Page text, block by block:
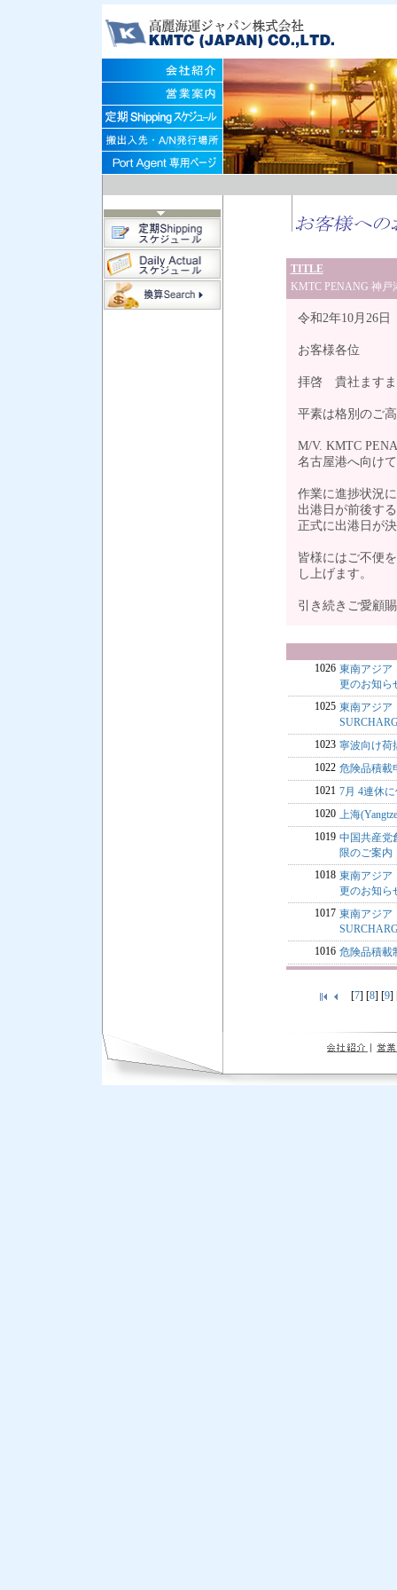
TITLE
KMTC PENANG 神
令和2年10月26日
お客様各位
拝啓 貴社ますま
平素は格別のご
M/V. KMTC
名古屋港へ向け
作業に進捗状況
出港日が前後す
正式に出港日が
皆様にはご不便
し上げます。
引き続きご愛
1026 東南アジア
更のお知ら
1025 東南アジア
1023 寧波向け荷
1022 危険品積載
1021 7月 4連休
1020 上海
1019 中国共産党
限のご案内
1018 東南アジア
更のお知ら
1017 東南アジア
1016 危険品積載
[7] [8] [9]